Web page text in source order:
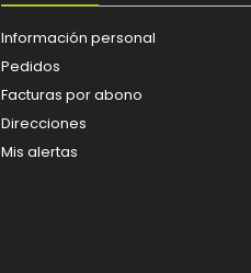
Información personal
Pedidos
Facturas por abono
Direcciones
Mis alertas